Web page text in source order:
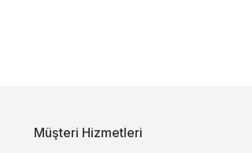
Müşteri Hizmetleri